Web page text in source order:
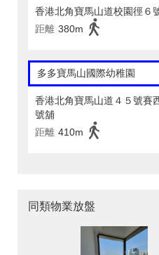
香港北角寶馬山道校園徑６
距離 380m
多多寶馬山國際幼稚園
香港北角寶馬山道４５號賽
號舖
距離 410m
同類物業放盤